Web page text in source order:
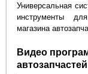
Универсальная
инструменты
магазина
Видео
автозапчастей